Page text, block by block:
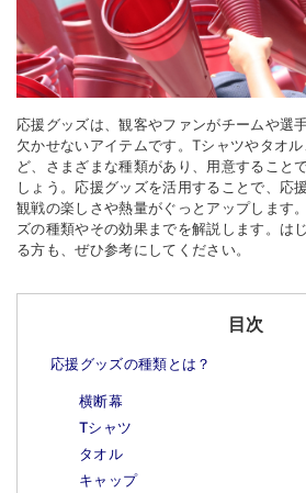
応援グッズは、観客やファンがチームや選
欠かせないアイテムです。 Tシャツやタオ
ど、さまざまな種類があり、用意すること
しょう。応援グッズを活用することで、応
観戦の楽しさや熱量がぐっとアップします
ズの種類やその効果までを解説します。は
る方も、ぜひ参考にしてください。
目次
応援グッズの種類とは？
横断幕
Tシャツ
タオル
キャップ